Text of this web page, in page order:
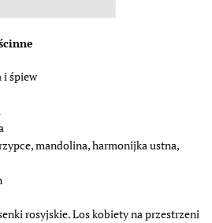
i śpiew
mandolina, harmonijka ustna,
rosyjskie. Los kobiety na przestrzeni